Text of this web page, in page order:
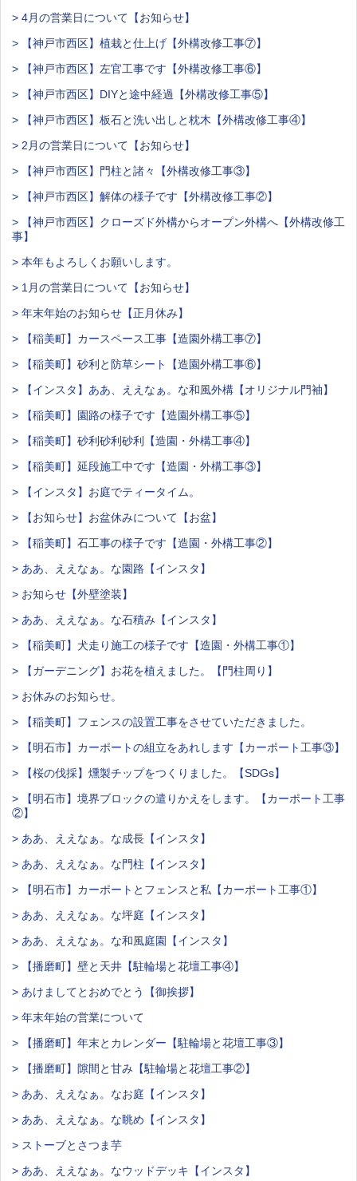
> 4月の営業日について【お知らせ】
> 【神戸市西区】植栽と仕上げ【外構改修工事⑦】
> 【神戸市西区】左官工事です【外構改修工事⑥】
> 【神戸市西区】DIYと途中経過【外構改修工事⑤】
> 【神戸市西区】板石と洗い出しと枕木【外構改修工事④】
> 2月の営業日について【お知らせ】
> 【神戸市西区】門柱と諸々【外構改修工事③】
> 【神戸市西区】解体の様子です【外構改修工事②】
> 【神戸市西区】クローズド外構からオープン外構へ【外構改修工
事】
> 本年もよろしくお願いします。
> 1月の営業日について【お知らせ】
> 年末年始のお知らせ【正月休み】
> 【稲美町】カースペース工事【造園外構工事⑦】
> 【稲美町】砂利と防草シート【造園外構工事⑥】
> 【インスタ】ああ、ええなぁ。な和風外構【オリジナル門袖】
> 【稲美町】園路の様子です【造園外構工事⑤】
> 【稲美町】砂利砂利砂利【造園・外構工事④】
> 【稲美町】延段施工中です【造園・外構工事③】
> 【インスタ】お庭でティータイム。
> 【お知らせ】お盆休みについて【お盆】
> 【稲美町】石工事の様子です【造園・外構工事②】
> ああ、ええなぁ。な園路【インスタ】
> お知らせ【外壁塗装】
> ああ、ええなぁ。な石積み【インスタ】
> 【稲美町】犬走り施工の様子です【造園・外構工事①】
> 【ガーデニング】お花を植えました。【門柱周り】
> お休みのお知らせ。
> 【稲美町】フェンスの設置工事をさせていただきました。
> 【明石市】カーポートの組立をあれします【カーポート工事③】
> 【桜の伐採】燻製チップをつくりました。【SDGs】
> 【明石市】境界ブロックの遣りかえをします。【カーポート工事
②】
> ああ、ええなぁ。な成長【インスタ】
> ああ、ええなぁ。な門柱【インスタ】
> 【明石市】カーポートとフェンスと私【カーポート工事①】
> ああ、ええなぁ。な坪庭【インスタ】
> ああ、ええなぁ。な和風庭園【インスタ】
> 【播磨町】壁と天井【駐輪場と花壇工事④】
> あけましてとおめでとう【御挨拶】
> 年末年始の営業について
> 【播磨町】年末とカレンダー【駐輪場と花壇工事③】
> 【播磨町】隙間と甘み【駐輪場と花壇工事②】
> ああ、ええなぁ。なお庭【インスタ】
> ああ、ええなぁ。な眺め【インスタ】
> ストーブとさつま芋
> ああ、ええなぁ。なウッドデッキ【インスタ】